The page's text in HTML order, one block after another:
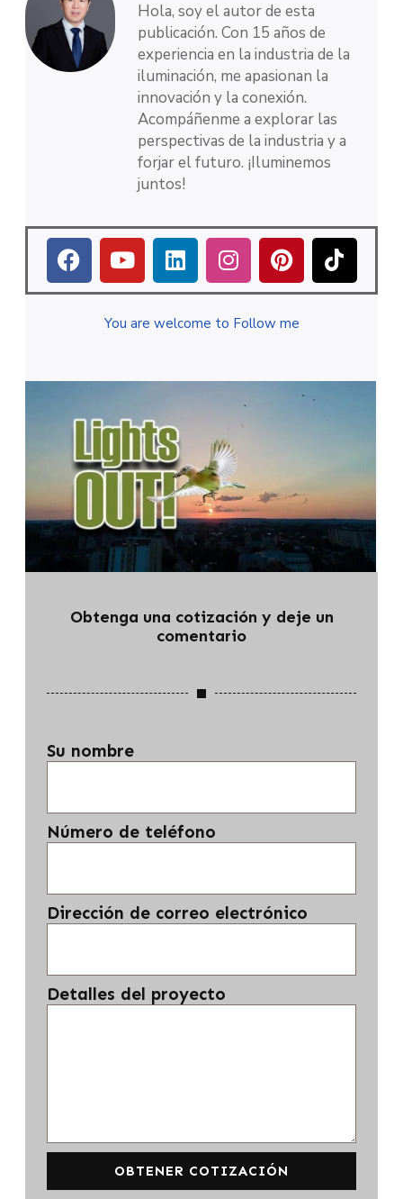
Hola, soy el autor de esta
publicación. Con 15 años de
experiencia en la industria de la
iluminación, me apasionan la
innovación y la conexión.
Acompáñenme a explorar las
perspectivas de la industria y a
forjar el futuro. ¡Iluminemos
juntos!
You are welcome to Follow me
Obtenga una cotización y deje un
comentario
Su nombre
Número de teléfono
Dirección de correo electrónico
Detalles del proyecto
OBTENER COTIZACIÓN